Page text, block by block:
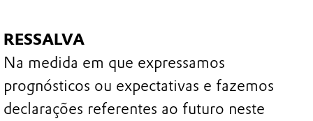
RESSALVA
Na medida em que expressamos
prognósticos ou expectativas e fazemos
declarações referentes ao futuro neste